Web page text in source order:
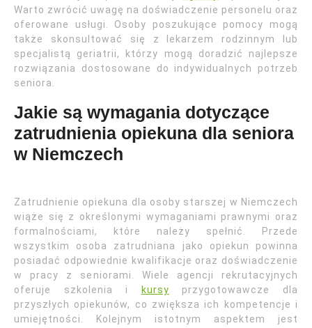
Warto zwrócić uwagę na doświadczenie personelu oraz
oferowane usługi. Osoby poszukujące pomocy mogą
także skonsultować się z lekarzem rodzinnym lub
specjalistą geriatrii, którzy mogą doradzić najlepsze
rozwiązania dostosowane do indywidualnych potrzeb
seniora.
Jakie są wymagania dotyczące
zatrudnienia opiekuna dla seniora
w Niemczech
Zatrudnienie opiekuna dla osoby starszej w Niemczech
wiąże się z określonymi wymaganiami prawnymi oraz
formalnościami, które należy spełnić. Przede
wszystkim osoba zatrudniana jako opiekun powinna
posiadać odpowiednie kwalifikacje oraz doświadczenie
w pracy z seniorami. Wiele agencji rekrutacyjnych
oferuje szkolenia i
kursy przygotowawcze dla
przyszłych opiekunów, co zwiększa ich kompetencje i
umiejętności. Kolejnym istotnym aspektem jest